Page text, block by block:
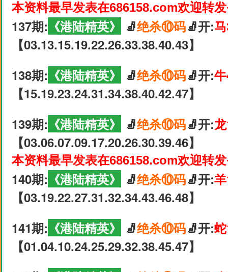
本资料最早发表在686158.com欢迎转
137期: 《港陆精英》 🧦绝杀⑩码🧦开:
【03.13.15.19.22.26.33.38.40.43】
138期: 《港陆精英》 🧦绝杀⑩码🧦开:
【15.19.23.24.31.34.38.40.42.47】
139期: 《港陆精英》 🧦绝杀⑩码🧦开:
【03.06.07.09.17.20.26.30.39.46】
本资料最早发表在686158.com欢迎转
140期: 《港陆精英》 🧦绝杀⑩码🧦开:
【03.19.22.27.31.32.34.43.46.48】
141期: 《港陆精英》 🧦绝杀⑩码🧦开:
【01.04.10.24.25.29.32.38.45.47】